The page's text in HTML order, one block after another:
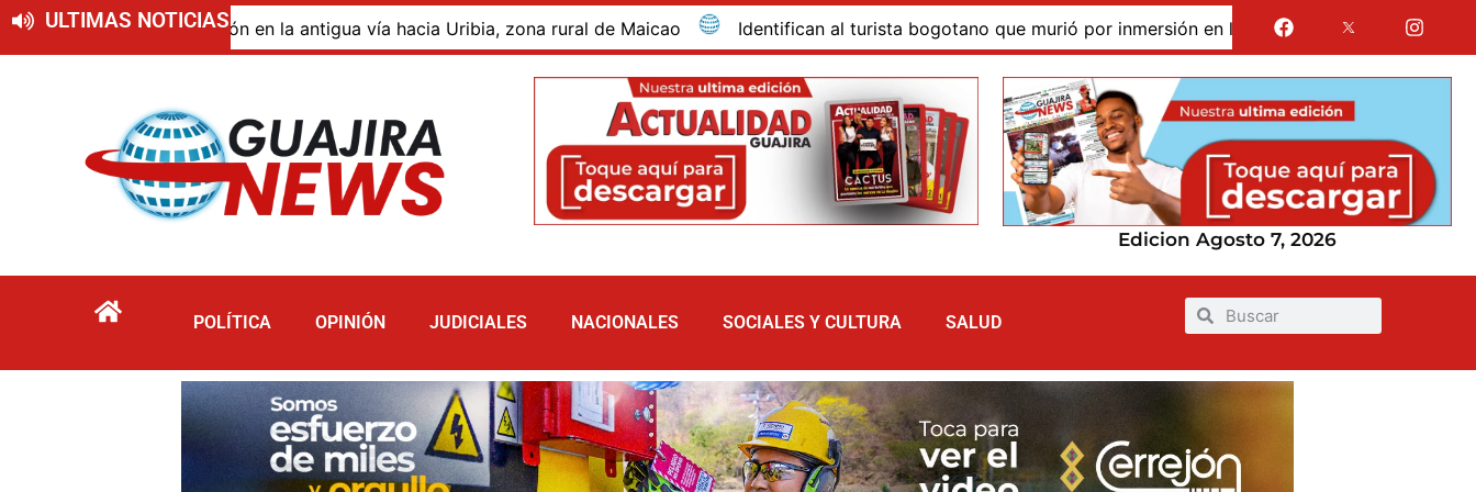
ULTIMAS NOTICIAS
de descomposición en la antigua vía hacia Uribia, zona rural de Maicao Identifican al turista bogotano que murió por inmersión en las dunas de Taroa; su cuerpo
Edicion Agosto 7, 2026
POLÍTICA OPINIÓN JUDICIALES NACIONALES SOCIALES Y CULTURA SALUD